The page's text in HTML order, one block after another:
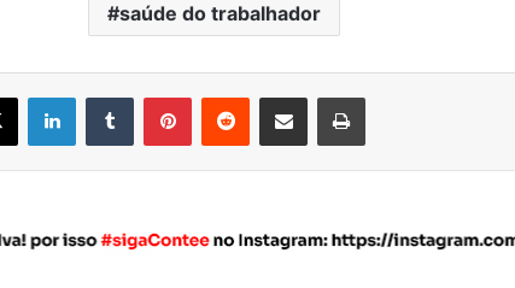
saúde do trabalhador